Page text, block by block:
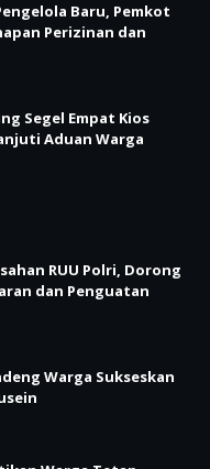
Baru, Pemkot
Perizinan dan
Segel Empat Kios
Aduan Warga
RUU Polri, Dorong
dan Penguatan
Warga Sukseskan